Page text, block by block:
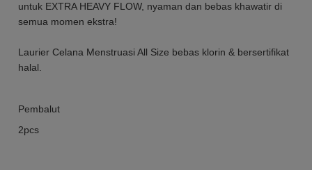
untuk EXTRA HEAVY FLOW, nyaman dan bebas khawatir di
semua momen ekstra!
Laurier Celana Menstruasi All Size bebas klorin & bersertifikat
halal.
Pembalut
2pcs